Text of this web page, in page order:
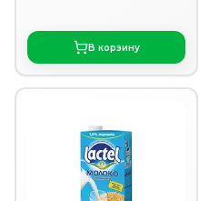
В корзину